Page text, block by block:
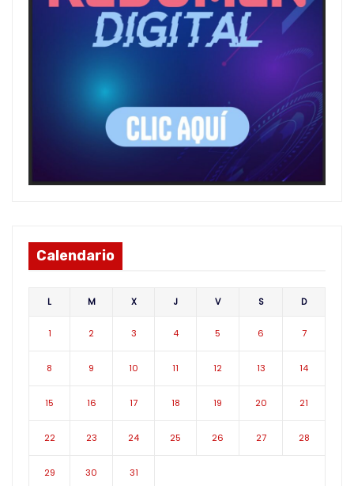
Calendario
L M X J V S D
1 2 3 4 5 6 7
8 9 10 11 12 13 14
15 16 17 18 19 20 21
22 23 24 25 26 27 28
29 30 31